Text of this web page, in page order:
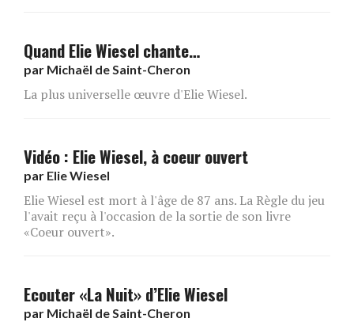
Quand Elie Wiesel chante…
par Michaël de Saint-Cheron
La plus universelle œuvre d'Elie Wiesel.
Vidéo : Elie Wiesel, à coeur ouvert
par Elie Wiesel
Elie Wiesel est mort à l'âge de 87 ans. La Règle du jeu
l'avait reçu à l'occasion de la sortie de son livre
«Coeur ouvert».
Ecouter «La Nuit» d’Elie Wiesel
par Michaël de Saint-Cheron